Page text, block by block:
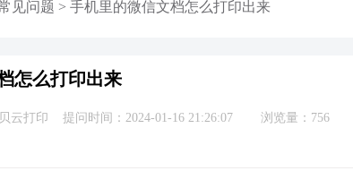
见问题 > 手机里的微信文档怎么打印出来
怎么打印出来
云打印 提问时间：2024-01-16 21:26:07 浏览量：756